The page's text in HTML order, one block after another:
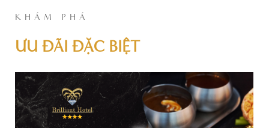
KHÁM PHÁ
ƯU ĐÃI ĐẶC BIỆT